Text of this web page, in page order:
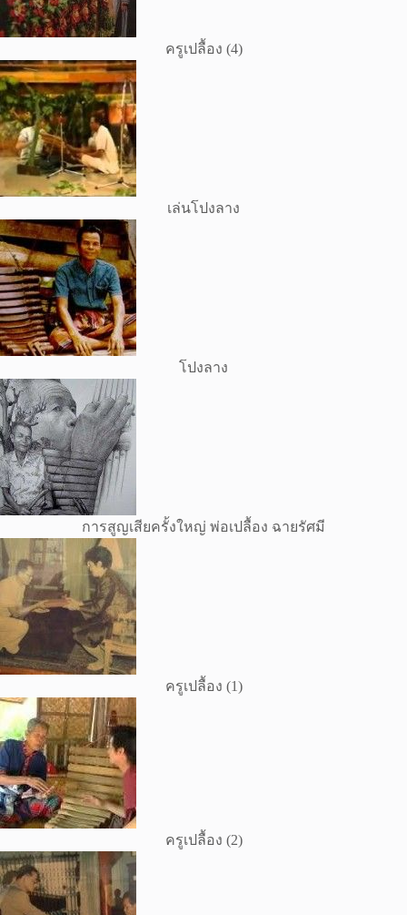
ครูเปลื้อง (4)
เล่นโปงลาง
โปงลาง
การสูญเสียครั้งใหญ่ พ่อเปลื้อง ฉายรัศมี
ครูเปลื้อง (1)
ครูเปลื้อง (2)